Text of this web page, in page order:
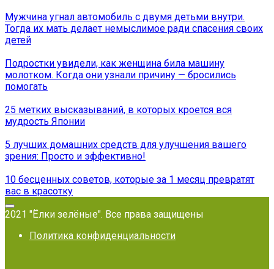
Мужчина угнал автомобиль с двумя детьми внутри.
Тогда их мать делает немыслимое ради спасения своих
детей
Подростки увидели, как женщина била машину
молотком. Когда они узнали причину — бросились
помогать
25 метких высказываний, в которых кроется вся
мудрость Японии
5 лучших домашних средств для улучшения вашего
зрения: Просто и эффективно!
10 бесценных советов, которые за 1 месяц превратят
вас в красотку
2021 "Ёлки зелёные". Все права защищены
Политика конфиденциальности